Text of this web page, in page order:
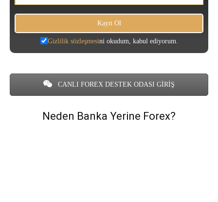
Gizlilik sözleşmesini okudum, kabul ediyorum.
CANLI FOREX DESTEK ODASI GİRİŞ
Neden Banka Yerine Forex?